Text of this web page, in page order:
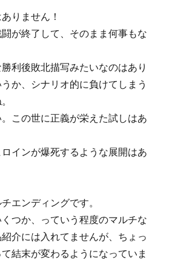
りません！
が終了して、そのまま何事もな
利後敗北描写みたいなのはあり
か、シナリオ的に負けてしまう
この世に正義が栄えた試しはあ
インが爆死するような展開はあ
エンディングです。
つか、っていう程度のマルチな
介には入れてませんが、ちょっ
結末が変わるようになっていま